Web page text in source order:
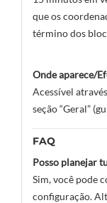
que os
término dos
Onde aparece/
Acessível
seção “Geral”
FAQ
Posso planejar
Sim, você pode
configuração.